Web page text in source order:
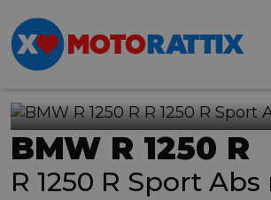
BMW R 1250 R
R 1250 R Sport Abs